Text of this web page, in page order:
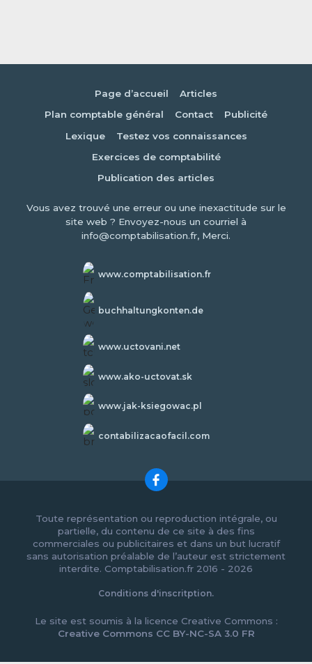
Page d’accueil
Articles
Plan comptable général
Contact
Publicité
Lexique
Testez vos connaissances
Exercices de comptabilité
Publication des articles
Vous avez trouvé une erreur ou une inexactitude sur le
site web ? Envoyez-nous un courriel à
info@comptabilisation.fr, Merci.
www.comptabilisation.fr
buchhaltungkonten.de
www.uctovani.net
www.ako-uctovat.sk
www.jak-ksiegowac.pl
contabilizacaofacil.com
Toute représentation ou reproduction intégrale, ou
partielle, du contenu de ce site à des fins
commerciales ou publicitaires et dans un but lucratif
sans autorisation préalable de l’auteur est strictement
interdite. Comptabilisation.fr 2016 - 2026
Conditions d'inscritption.
Le site est soumis à la licence Creative Commons :
Creative Commons CC BY-NC-SA 3.0 FR